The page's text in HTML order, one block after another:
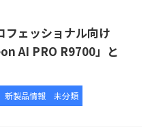
フェッショナル向け
AI PRO R9700」と
新製品情報 未分類